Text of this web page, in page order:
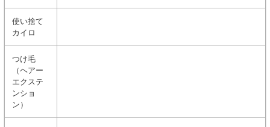
使い捨て
カイロ
つけ毛
（ヘアー
エクステ
ンショ
ン）